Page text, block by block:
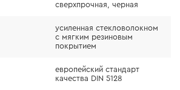
заявленному весу;
гарантии от производителя на
сверхпрочная, черная
усиленная стекловолокном
с мягким резиновым
покрытием
европейский стандарт
качества DIN 5128